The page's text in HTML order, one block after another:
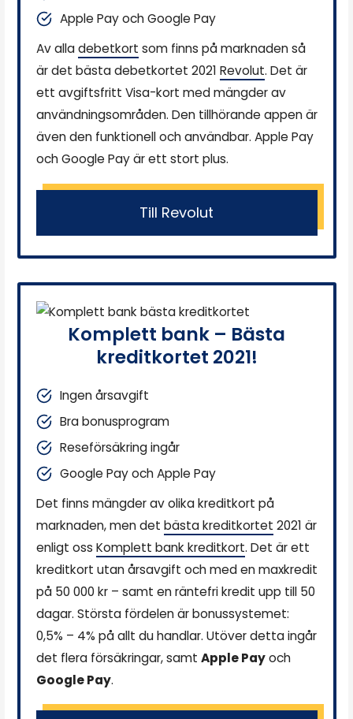
Apple Pay och Google Pay
Av alladebetkort som finns på marknaden så
är det bästa debetkortet 2021 Revolut. Det är
ett avgiftsfritt Visa-kort med mängder av
användningsområden. Den tillhörande appen är
även den funktionell och användbar. Apple Pay
och Google Pay är ett stort plus.
Till Revolut
Komplett bank – Bästa
kreditkortet 2021!
Ingen årsavgift
Bra bonusprogram
Reseförsäkring ingår
Google Pay och Apple Pay
Det finns mängder av olika kreditkort på
marknaden, men det bästa kreditkortet 2021 är
enligt oss Komplett bank kreditkort. Det är ett
kreditkort utan årsavgift och med en maxkredit
på 50 000 kr – samt en räntefri kredit upp till 50
dagar. Största fördelen är bonussystemet:
0,5% – 4% på allt du handlar. Utöver detta ingår
det flera försäkringar, samt Apple Payoch
Google Pay.